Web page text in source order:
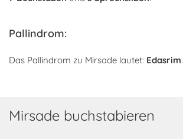
Pallindrom:
Das Pallindrom zu Mirsade lautet: Edasrim.
Mirsade buchstabieren